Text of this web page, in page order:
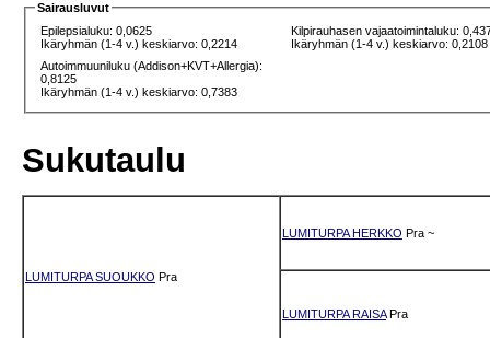
Sairausluvut
Epilepsialuku: 0,0625
Ikäryhmän (1-4 v.) keskiarvo: 0,2214
Kilpirauhasen vajaatoimintaluku:
Ikäryhmän (1-4 v.) keskiarvo: 0,2108
Autoimmuuniluku (Addison+KVT+Allergia):
0,8125
Ikäryhmän (1-4 v.) keskiarvo: 0,7383
Sukutaulu
LUMITURPA SUOUKKO Pra
LUMITURPA HERKKO Pra ~
LUMITURPA RAISA Pra